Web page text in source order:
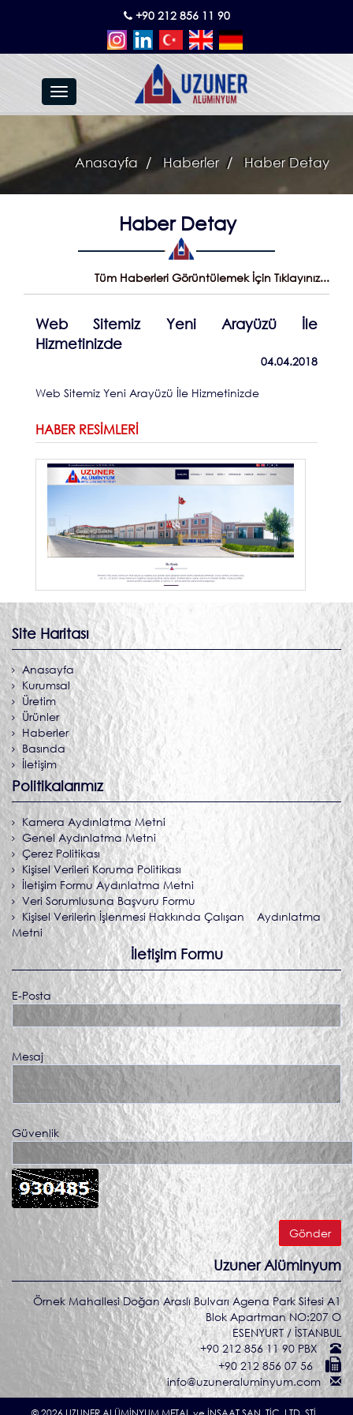
+90 212 856 11 90
Toggle
navigation
Anasayfa Haberler Haber Detay
Haber Detay
Tüm Haberleri Görüntülemek İçin Tıklayınız...
Web Sitemiz Yeni Arayüzü İle
Hizmetinizde
04.04.2018
Web Sitemiz Yeni Arayüzü İle Hizmetinizde
HABER RESIMLERI
Site Haritası
Anasayfa
Kurumsal
Üretim
Ürünler
Haberler
Basında
İletişim
Politikalarımız
Kamera Aydınlatma Metni
Genel Aydınlatma Metni
Çerez Politikası
Kişisel Verileri Koruma Politikası
İletişim Formu Aydınlatma Metni
Veri Sorumlusuna Başvuru Formu
Kişisel Verilerin İşlenmesi Hakkında Çalışan Aydınlatma
Metni
İletişim Formu
E-Posta
Mesaj
Güvenlik
Uzuner Alüminyum
Örnek Mahallesi Doğan Araslı Bulvarı Agena Park Sitesi A1
Blok Apartman NO:207 O
ESENYURT / İSTANBUL
+90 212 856 11 90 PBX
+90 212 856 07 56
info@uzuneraluminyum.com